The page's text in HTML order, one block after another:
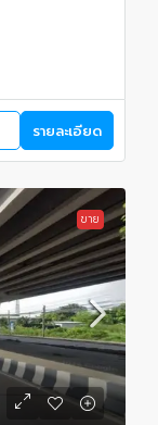
รายละเอียด
ขาย